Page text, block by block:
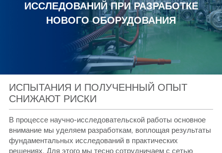
ИССЛЕДОВАНИЙ ПРИ РАЗРАБОТКЕ
НОВОГО ОБОРУДОВАНИЯ
ИСПЫТАНИЯ И ПОЛУЧЕННЫЙ ОПЫТ
СНИЖАЮТ РИСКИ
В процессе научно-исследовательской работы основное
внимание мы уделяем разработкам, воплощая результаты
фундаментальных исследований в практических
решениях. Для этого мы тесно сотрудничаем с сетью